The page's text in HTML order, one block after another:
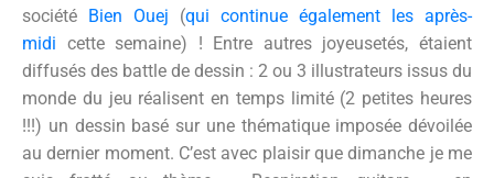
société Bien Ouej (qui continue également les après-
midi cette semaine) ! Entre autres joyeusetés, étaient
diffusés des battle de dessin : 2 ou 3 illustrateurs issus du
monde du jeu réalisent en temps limité (2 petites heures
!!!) un dessin basé sur une thématique imposée dévoilée
au dernier moment. C’est avec plaisir que dimanche je me